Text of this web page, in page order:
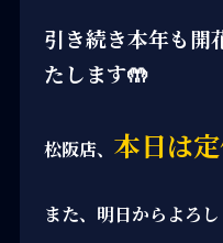
引き続き本年も開
たします🤲
松阪店、本日は
また、明日からよろ